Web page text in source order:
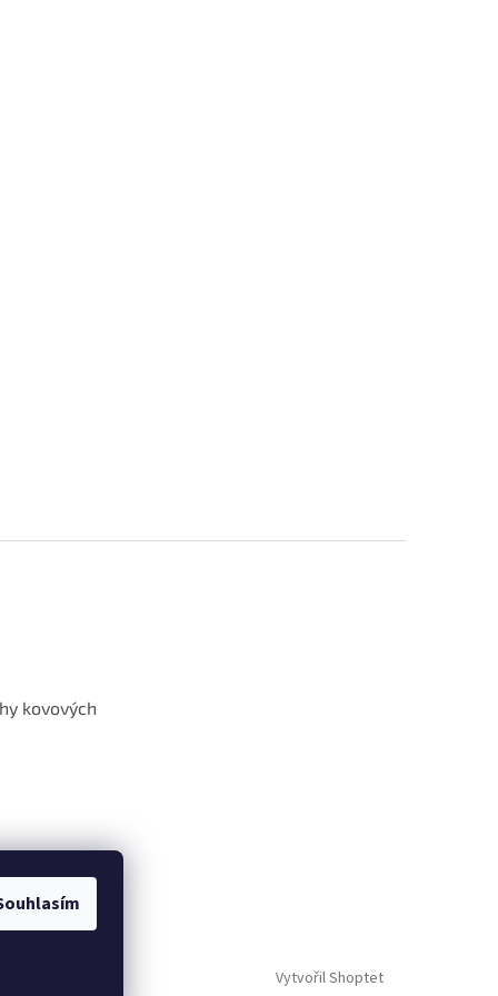
kovových
Vytvořil Shoptet